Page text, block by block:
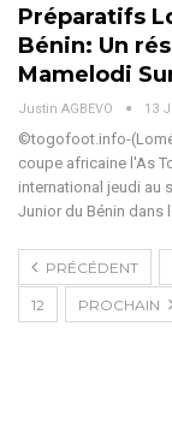
Préparatifs
Bénin: Un
Mamelodi
Justin AGBEVO 13
©togofoot.info-
coupe africaine l'As
international jeudi au
Junior du Bénin dans
PRÉCÉDENT
12 PROCHAIN